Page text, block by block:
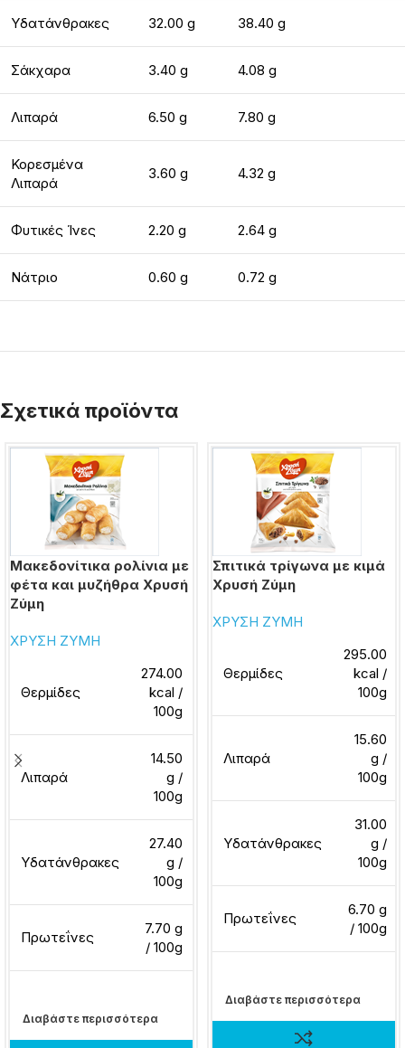
Υδατάνθρακες 32.00 g 38.40 g
Σάκχαρα 3.40 g 4.08 g
Λιπαρά 6.50 g 7.80 g
Κορεσμένα
Λιπαρά
3.60 g 4.32 g
Φυτικές Ίνες 2.20 g 2.64 g
Νάτριο 0.60 g 0.72 g
Σχετικά προϊόντα
Μακεδονίτικα ρολίνια με
φέτα και μυζήθρα Χρυσή
Ζύμη
ΧΡΥΣΗ ΖΥΜΗ
Θερμίδες
274.00
kcal /
100g
Λιπαρά
14.50
g /
100g
Υδατάνθρακες
27.40
g /
100g
Πρωτεΐνες
7.70 g
/ 100g
Διαβάστε περισσότερα
Σπιτικά τρίγωνα με κιμά
Χρυσή Ζύμη
ΧΡΥΣΗ ΖΥΜΗ
Θερμίδες
295.00
kcal /
100g
Λιπαρά
15.60
g /
100g
Υδατάνθρακες
31.00
g /
100g
Πρωτεΐνες
6.70 g
/ 100g
Διαβάστε περισσότερα